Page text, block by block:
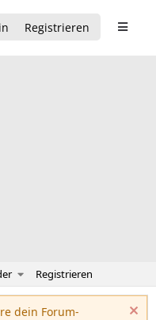
Registrieren
Registrieren
dein Forum-